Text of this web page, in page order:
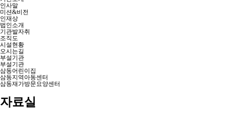
인사말
미션&비전
인재상
법인소개
기관발자취
조직도
시설현황
오시는길
부설기관
부설기관
삼동어린이집
삼동지역아동센터
삼동재가방문요양센터
자료실